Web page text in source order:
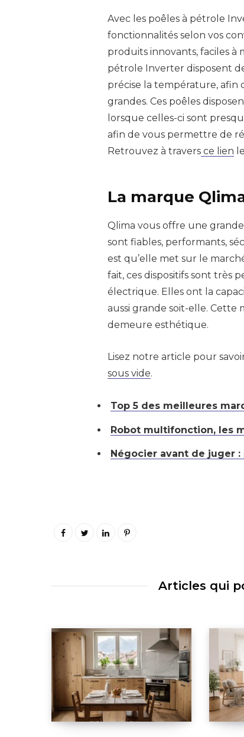
Avec les poêles à pétrole
fonctionnalités selon vos
produits innovants, faciles à
pétrole Inverter disposent
précise la température, afin
grandes. Ces poêles
lorsque celles-ci sont
afin de vous permettre de
Retrouvez à traversce lien
La marque
Qlima vous offre une
sont fiables, performants,
est qu’elle met sur le
fait, ces dispositifs sont très
électrique. Elles ont la
aussi grande soit-elle. Cette
demeure esthétique.
Lisez notre article pour
sous vide.
Top 5 des meilleures
Robot multifonction, les
Négocier avant de juger
Articles qui